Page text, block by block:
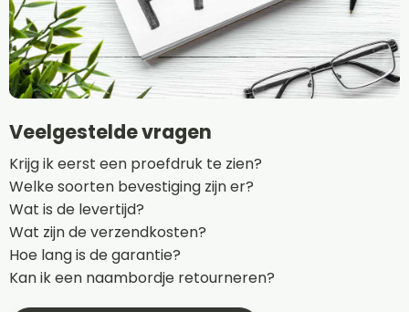
Veelgestelde vragen
Krijg ik eerst een proefdruk te zien?
Welke soorten bevestiging zijn er?
Wat is de levertijd?
Wat zijn de verzendkosten?
Hoe lang is de garantie?
Kan ik een naambordje retourneren?